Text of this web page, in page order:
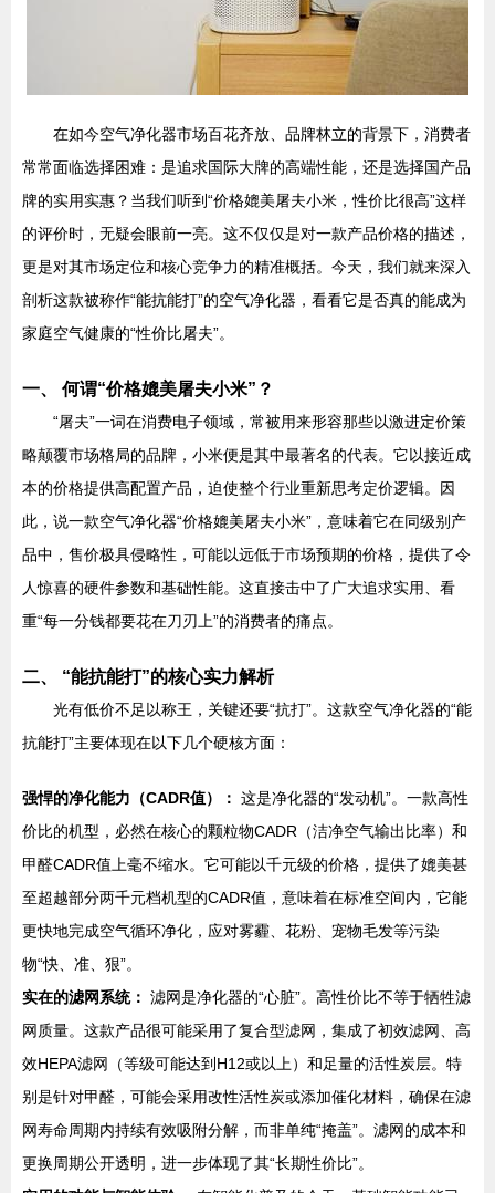
在如今空气净化器市场百花齐放、品牌林立的背景下，消费者
常常面临选择困难：是追求国际大牌的高端性能，还是选择国产品
牌的实用实惠？当我们听到“价格媲美屠夫小米，性价比很高”这样
的评价时，无疑会眼前一亮。这不仅仅是对一款产品价格的描述，
更是对其市场定位和核心竞争力的精准概括。今天，我们就来深入
剖析这款被称作“能抗能打”的空气净化器，看看它是否真的能成为
家庭空气健康的“性价比屠夫”。
一、 何谓“价格媲美屠夫小米”？
“屠夫”一词在消费电子领域，常被用来形容那些以激进定价策
略颠覆市场格局的品牌，小米便是其中最著名的代表。它以接近成
本的价格提供高配置产品，迫使整个行业重新思考定价逻辑。因
此，说一款空气净化器“价格媲美屠夫小米”，意味着它在同级别产
品中，售价极具侵略性，可能以远低于市场预期的价格，提供了令
人惊喜的硬件参数和基础性能。这直接击中了广大追求实用、看
重“每一分钱都要花在刀刃上”的消费者的痛点。
二、 “能抗能打”的核心实力解析
光有低价不足以称王，关键还要“抗打”。这款空气净化器的“能
抗能打”主要体现在以下几个硬核方面：
强悍的净化能力（CADR值）： 这是净化器的“发动机”。一款高性
价比的机型，必然在核心的颗粒物CADR（洁净空气输出比率）和
甲醛CADR值上毫不缩水。它可能以千元级的价格，提供了媲美甚
至超越部分两千元档机型的CADR值，意味着在标准空间内，它能
更快地完成空气循环净化，应对雾霾、花粉、宠物毛发等污染
物“快、准、狠”。
实在的滤网系统： 滤网是净化器的“心脏”。高性价比不等于牺牲滤
网质量。这款产品很可能采用了复合型滤网，集成了初效滤网、高
效HEPA滤网（等级可能达到H12或以上）和足量的活性炭层。特
别是针对甲醛，可能会采用改性活性炭或添加催化材料，确保在滤
网寿命周期内持续有效吸附分解，而非单纯“掩盖”。滤网的成本和
更换周期公开透明，进一步体现了其“长期性价比”。